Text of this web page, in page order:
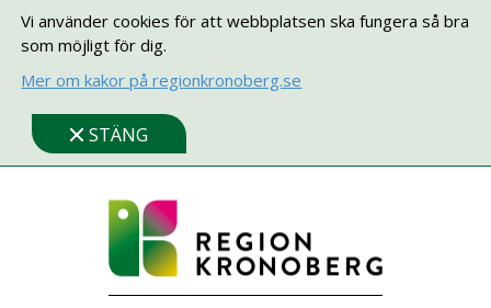
Vi använder cookies för att webbplatsen ska fungera så bra
som möjligt för dig.
Mer om kakor på regionkronoberg.se
STÄNG